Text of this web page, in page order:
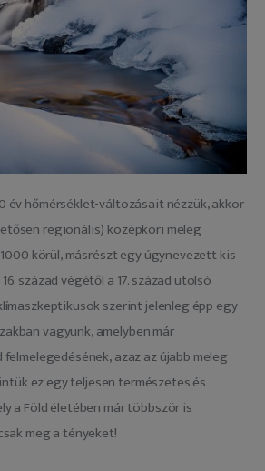
év hőmérséklet-változásait nézzük, akkor
regionális) középkori meleg
körül, másrészt egy úgynevezett kis
század végétől a 17. század utolsó
szerint jelenleg épp egy
vagyunk, amelyben már
azaz az újabb meleg
ez egy teljesen természetes és
a Föld életében már többször is
meg a tényeket!